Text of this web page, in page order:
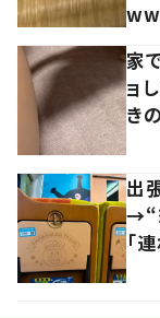
ww
家
ョ
き
出
→“
「